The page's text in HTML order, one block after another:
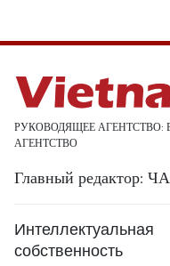
РУКОВОДЯЩЕЕ
АГЕНТСТВО
Главный редактор:
Интеллектуальная
собственность